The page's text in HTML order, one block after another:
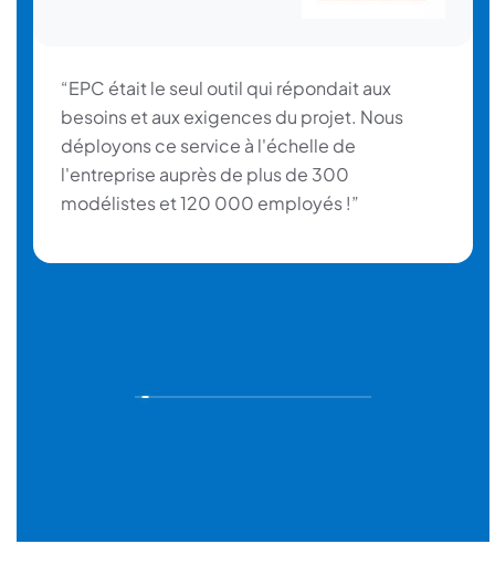
“EPC était le seul outil qui répondait aux
besoins et aux exigences du projet. Nous
déployons ce service à l'échelle de
l'entreprise auprès de plus de 300
modélistes et 120 000 employés !”